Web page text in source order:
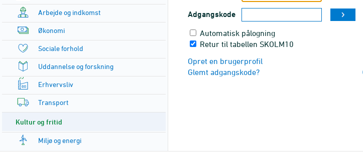
Arbejde og indkomst
Økonomi
Sociale forhold
Uddannelse og forskning
Erhvervsliv
Transport
Kultur og fritid
Miljø og energi
Adgangskode
Automatisk pålogning
Retur til tabellen SKOLM10
Opret en brugerprofil
Glemt adgangskode?